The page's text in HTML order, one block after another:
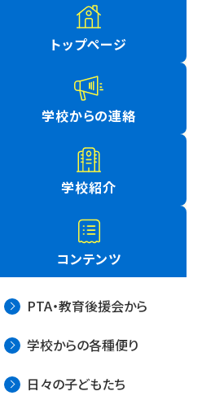
トップページ
学校からの連絡
学校紹介
コンテンツ
PTA・教育後援会から
学校からの各種便り
日々の子どもたち